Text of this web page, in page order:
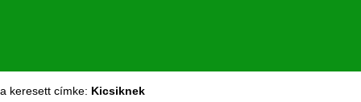
a keresett címke: Kicsiknek